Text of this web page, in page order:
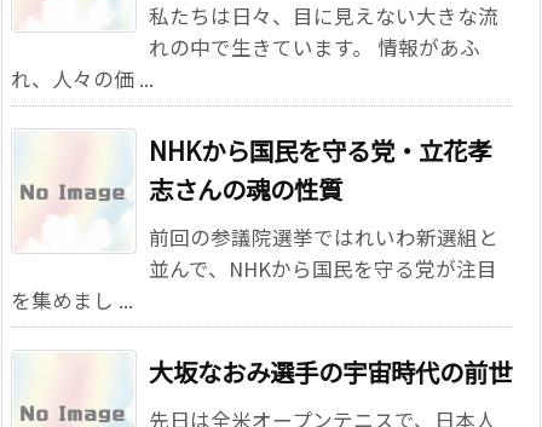
私たちは日々、目に見えない大きな流
れの中で生きています。 情報があふ
れ、人々の価 ...
NHKから国民を守る党・立花孝
志さんの魂の性質
前回の参議院選挙ではれいわ新選組と
並んで、NHKから国民を守る党が注目
を集めまし ...
大坂なおみ選手の宇宙時代の前世
先日は全米オープンテニスで、日本人